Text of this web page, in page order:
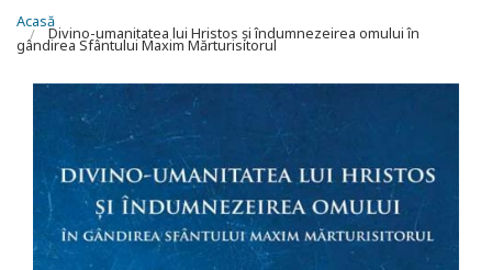
Eşti aici
Acasă
Divino-umanitatea lui Hristos şi îndumnezeirea omului în
gândirea Sfântului Maxim Mărturisitorul